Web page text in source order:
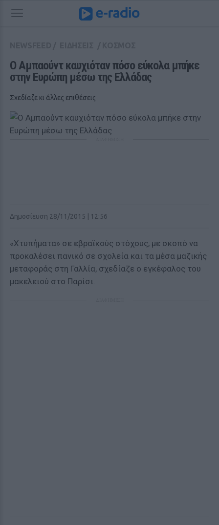
Ο Αμπαούντ καυχιόταν πόσο εύκολα μπήκε
στην Ευρώπη μέσω της Ελλάδας
Σχεδίαζε κι άλλες επιθέσεις
Δημοσίευση 28/11/2015 | 12:56
«Χτυπήματα» σε εβραϊκούς στόχους, με σκοπό να
προκαλέσει πανικό σε σχολεία και τα μέσα μαζικής
μεταφοράς στη Γαλλία, σχεδίαζε ο εγκέφαλος του
μακελειού στο Παρίσι.